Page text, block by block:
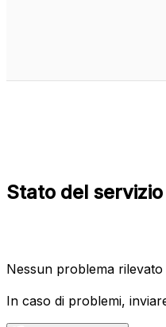
Stato del
Nessun problema rilevato
In caso di problemi,